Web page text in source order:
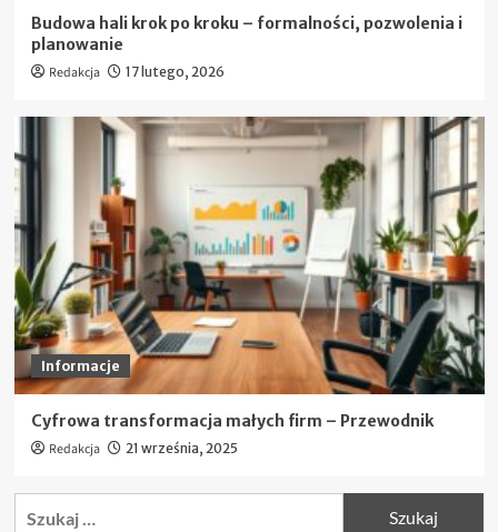
Budowa hali krok po kroku – formalności, pozwolenia i
planowanie
Redakcja 17 lutego, 2026
Informacje
Cyfrowa transformacja małych firm – Przewodnik
Redakcja 21 września, 2025